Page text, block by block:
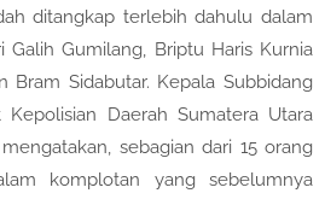
ditangkap terlebih dahulu dalam
Galih Gumilang, Briptu Haris Kurnia
Bram Sidabutar. Kepala Subbidang
Kepolisian Daerah Sumatera Utara
sebagian dari 15 orang
komplotan yang sebelumnya